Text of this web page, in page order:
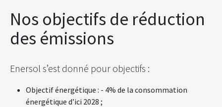
Nos objectifs de réduction
des émissions
Enersol s’est donné pour objectifs :
Objectif énergétique : - 4% de la consommation
énergétique d’ici 2028 ;